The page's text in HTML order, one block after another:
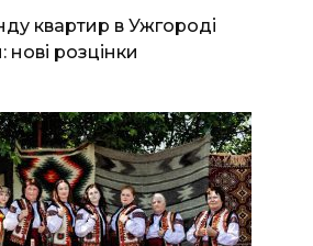
квартир в Ужгороді
нові розцінки